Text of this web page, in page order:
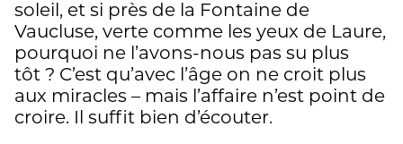
soleil, et si près de la Fontaine de
Vaucluse, verte comme les yeux de Laure,
pourquoi ne l’avons-nous pas su plus
tôt ? C’est qu’avec l’âge on ne croit plus
aux miracles – mais l’affaire n’est point de
croire. Il suffit bien d’écouter.